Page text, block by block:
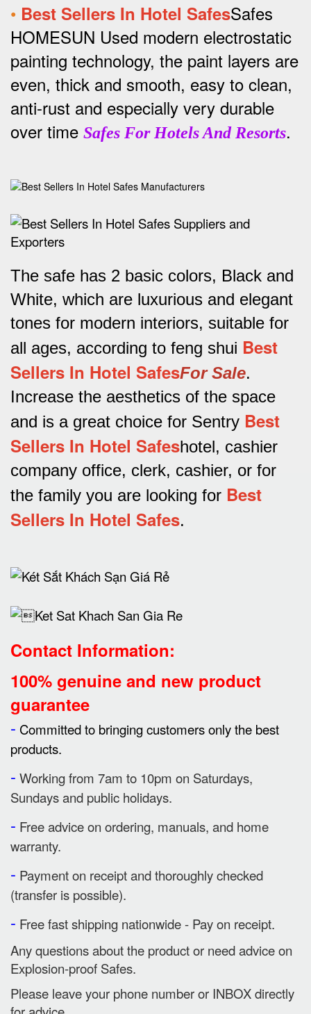
• Best Sellers In Hotel SafesSafes
HOMESUN Used modern electrostatic
painting technology, the paint layers are
even, thick and smooth, easy to clean,
anti-rust and especially very durable
over time Safes For Hotels And Resorts.
The safe has 2 basic colors, Black and
White, which are luxurious and elegant
tones for modern interiors, suitable for
all ages, according to feng shui Best
Sellers In Hotel SafesFor Sale.
Increase the aesthetics of the space
and is a great choice for Sentry Best
Sellers In Hotel Safeshotel, cashier
company office, clerk, cashier, or for
the family you are looking for Best
Sellers In Hotel Safes.
Contact Information:
100% genuine and new product
guarantee
- Committed to bringing customers only the best
products.
- Working from 7am to 10pm on Saturdays,
Sundays and public holidays.
- Free advice on ordering, manuals, and home
warranty.
- Payment on receipt and thoroughly checked
(transfer is possible).
- Free fast shipping nationwide - Pay on receipt.
Any questions about the product or need advice on
Explosion-proof Safes.
Please leave your phone number or INBOX directly